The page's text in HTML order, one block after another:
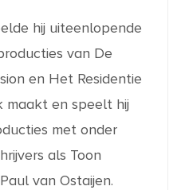
hij uiteenlopende
van De
en Het Residentie
maakt en speelt hij
met onder
als Toon
van Ostaijen.